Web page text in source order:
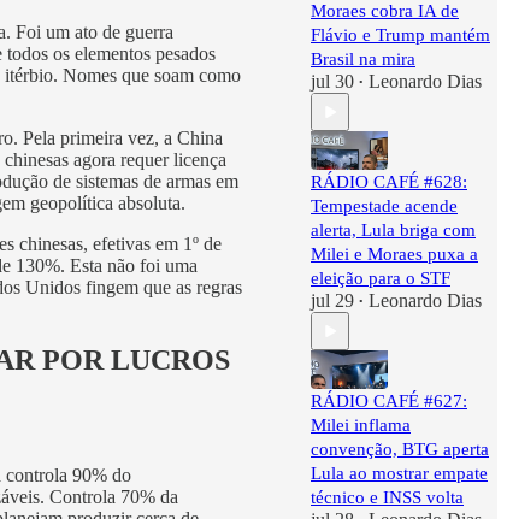
Foi um ato de guerra
os elementos pesados
Nomes que soam como
Pela primeira vez, a China
agora requer licença
de sistemas de armas em
geopolítica absoluta.
chinesas, efetivas em 1º de
130%. Esta não foi uma
Unidos fingem que as regras
POR LUCROS
controla 90% do
Controla 70% da
Moraes cobra IA de
Flávio e Trump mantém
Brasil na mira
jul 30 • Leonardo Dias
RÁDIO CAFÉ #628:
Tempestade acende
alerta, Lula briga com
Milei e Moraes puxa a
eleição para o STF
jul 29 • Leonardo Dias
RÁDIO CAFÉ #627:
Milei inflama
convenção, BTG aperta
Lula ao mostrar empate
técnico e INSS volta